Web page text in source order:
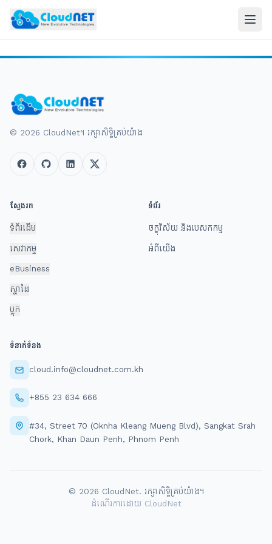
© 2026 CloudNet។ រក្សាសិទ្ធិគ្រប់យ៉ាង
ស្វែងរក
ទំព័រដើម
សេវាកម្ម
eBusiness
ស្នាដៃ
ប្លុក
ទំព័រ
ចក្ខុវិស័យ និងបេសកកម្ម
អំពីយើង
ទំនាក់ទំនង
cloud.info@cloudnet.com.kh
+855 23 634 666
#34, Street 70 (Oknha Kleang Mueng Blvd), Sangkat Srah
Chork, Khan Daun Penh, Phnom Penh
© 2026 CloudNet. រក្សាសិទ្ធិគ្រប់យ៉ាង។
ដំណើរការដោយ CloudNet